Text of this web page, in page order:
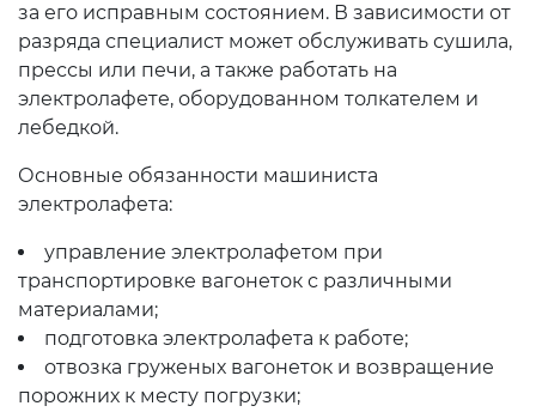
за его исправным состоянием. В зависимости от
разряда специалист может обслуживать сушила,
прессы или печи, а также работать на
электролафете, оборудованном толкателем и
лебедкой.
Основные обязанности машиниста
электролафета:
управление электролафетом при
транспортировке вагонеток с различными
материалами;
подготовка электролафета к работе;
отвозка груженых вагонеток и возвращение
порожних к месту погрузки;